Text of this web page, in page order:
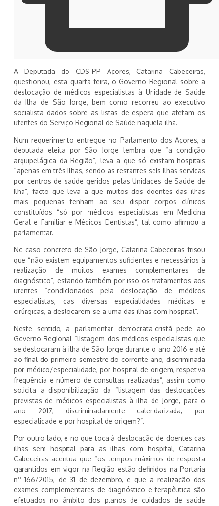
A Deputada do CDS-PP Açores, Catarina Cabeceiras,
questionou, esta quarta-feira, o Governo Regional sobre a
deslocação de médicos especialistas à Unidade de Saúde
da Ilha de São Jorge, bem como recorreu ao executivo
socialista dados sobre as listas de espera que afetam os
utentes do Serviço Regional de Saúde naquela ilha.
Num requerimento entregue no Parlamento dos Açores, a
deputada eleita por São Jorge lembra que “a condição
arquipelágica da Região”, leva a que só existam hospitais
“apenas em três ilhas, sendo as restantes seis ilhas servidas
por centros de saúde geridos pelas Unidades de Saúde de
Ilha”, facto que leva a que muitos dos doentes das ilhas
mais pequenas tenham ao seu dispor corpos clínicos
constituídos “só por médicos especialistas em Medicina
Geral e Familiar e Médicos Dentistas”, tal como afirmou a
parlamentar.
No caso concreto de São Jorge, Catarina Cabeceiras frisou
que “não existem equipamentos suficientes e necessários à
realização de muitos exames complementares de
diagnóstico”, estando também por isso os tratamentos aos
utentes “condicionados pela deslocação de médicos
especialistas, das diversas especialidades médicas e
cirúrgicas, a deslocarem-se a uma das ilhas com hospital”.
Neste sentido, a parlamentar democrata-cristã pede ao
Governo Regional “listagem dos médicos especialistas que
se deslocaram à ilha de São Jorge durante o ano 2016 e até
ao final do primeiro semestre do corrente ano, discriminada
por médico/especialidade, por hospital de origem, respetiva
frequência e número de consultas realizadas”, assim como
solicita a disponibilização da “listagem das deslocações
previstas de médicos especialistas à ilha de Jorge, para o
ano 2017, discriminadamente calendarizada, por
especialidade e por hospital de origem?”.
Por outro lado, e no que toca à deslocação de doentes das
ilhas sem hospital para as ilhas com hospital, Catarina
Cabeceiras acentua que “os tempos máximos de resposta
garantidos em vigor na Região estão definidos na Portaria
nº 166/2015, de 31 de dezembro, e que a realização dos
exames complementares de diagnóstico e terapêutica são
efetuados no âmbito dos planos de cuidados de saúde